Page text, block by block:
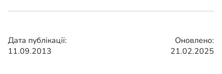
Дата публікації:
11.09.2013
Оновлено:
21.02.2025